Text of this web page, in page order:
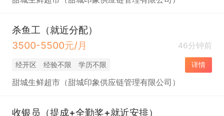
杀鱼工（就近分配）
3500-5500元/月
46分钟前
经开区 经验不限 学历不限 详情
甜城生鲜超市（甜城印象供应链管理有限公司）
收银员（提成+全勤奖+就近安排）